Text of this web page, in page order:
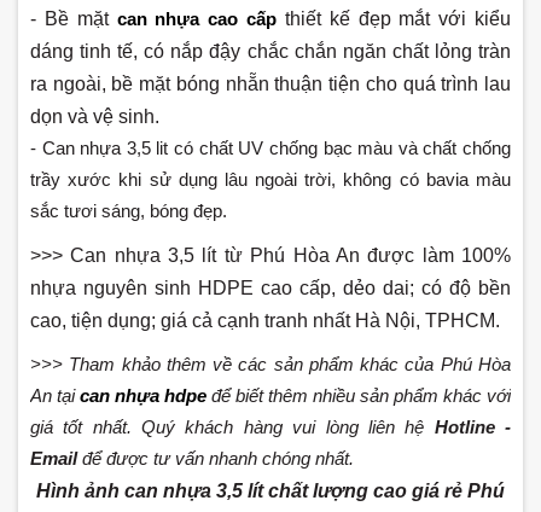
- Bề mặt can nhựa cao cấp thiết kế đẹp mắt với kiểu
dáng tinh tế, có nắp đậy chắc chắn ngăn chất lỏng tràn
ra ngoài, bề mặt bóng nhẵn thuận tiện cho quá trình lau
dọn và vệ sinh.
- Can nhựa 3,5 lit có chất UV chống bạc màu và chất chống
trầy xước khi sử dụng lâu ngoài trời, không có bavia màu
sắc tươi sáng, bóng đẹp.
>>> Can nhựa 3,5 lít từ Phú Hòa An được làm 100%
nhựa nguyên sinh HDPE cao cấp, dẻo dai; có độ bền
cao, tiện dụng; giá cả cạnh tranh nhất Hà Nội, TPHCM.
>>> Tham khảo thêm về các sản phẩm khác của Phú Hòa
An tạican nhựa hdpe để biết thêm nhiều sản phẩm khác với
giá tốt nhất. Quý khách hàng vui lòng liên hệ Hotline -
Emailđể được tư vấn nhanh chóng nhất.
Hình ảnh can nhựa 3,5 lít chất lượng cao giá rẻ Phú